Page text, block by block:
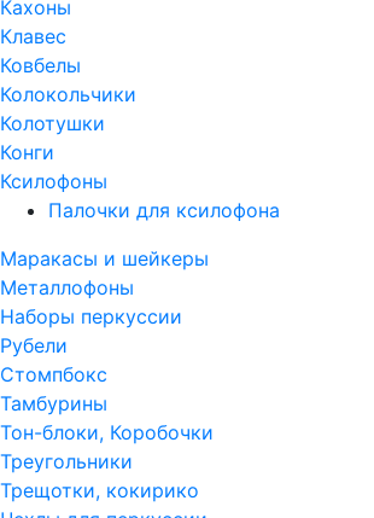
Кахоны
Клавес
Ковбелы
Колокольчики
Колотушки
Конги
Ксилофоны
Палочки для ксилофона
Маракасы и шейкеры
Металлофоны
Наборы перкуссии
Рубели
Стомпбокс
Тамбурины
Тон-блоки, Коробочки
Треугольники
Трещотки, кокирико